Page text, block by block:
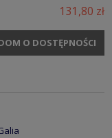
131,80 zł
O DOSTĘPNOŚCI